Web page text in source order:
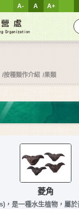
A- A A+
按種類作介紹 果類
菱角
，是一種水生植物，屬